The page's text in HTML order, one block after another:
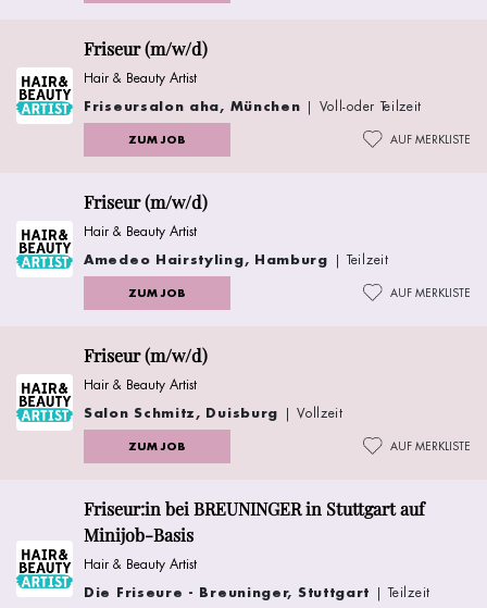
Friseur (m/w/d)
Hair & Beauty Artist
Friseursalon aha, München | Voll-oder Teilzeit
ZUM JOB AUF MERKLISTE
Friseur (m/w/d)
Hair & Beauty Artist
Amedeo Hairstyling, Hamburg | Teilzeit
ZUM JOB AUF MERKLISTE
Friseur (m/w/d)
Hair & Beauty Artist
Salon Schmitz, Duisburg | Vollzeit
ZUM JOB AUF MERKLISTE
Friseur:in bei BREUNINGER in Stuttgart auf
Minijob-Basis
Hair & Beauty Artist
Die Friseure - Breuninger, Stuttgart | Teilzeit